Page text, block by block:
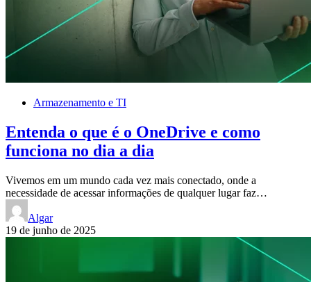
Armazenamento e TI
Entenda o que é o OneDrive e como
funciona no dia a dia
Vivemos em um mundo cada vez mais conectado, onde a
necessidade de acessar informações de qualquer lugar faz…
Algar
19 de junho de 2025